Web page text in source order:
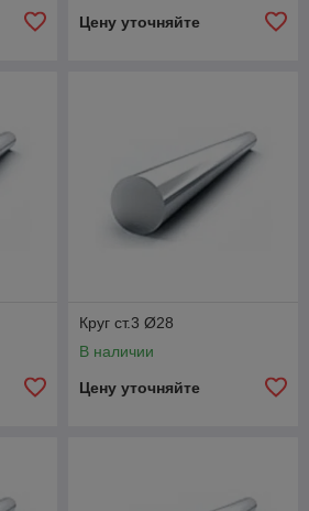
Цену уточняйте
Круг ст.3 Ø28
В наличии
Цену уточняйте